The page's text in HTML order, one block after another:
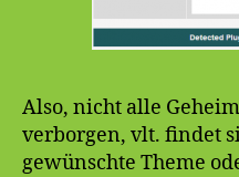
Also, nicht alle
verborgen, vlt. findet
gewünschte Theme